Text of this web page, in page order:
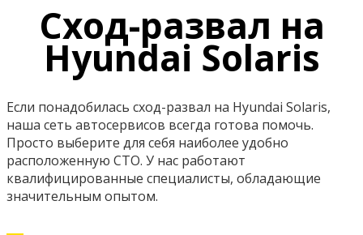
Сход-развал на
Hyundai Solaris
Если понадобилась сход-развал на Hyundai Solaris,
наша сеть автосервисов всегда готова помочь.
Просто выберите для себя наиболее удобно
расположенную СТО. У нас работают
квалифицированные специалисты, обладающие
значительным опытом.